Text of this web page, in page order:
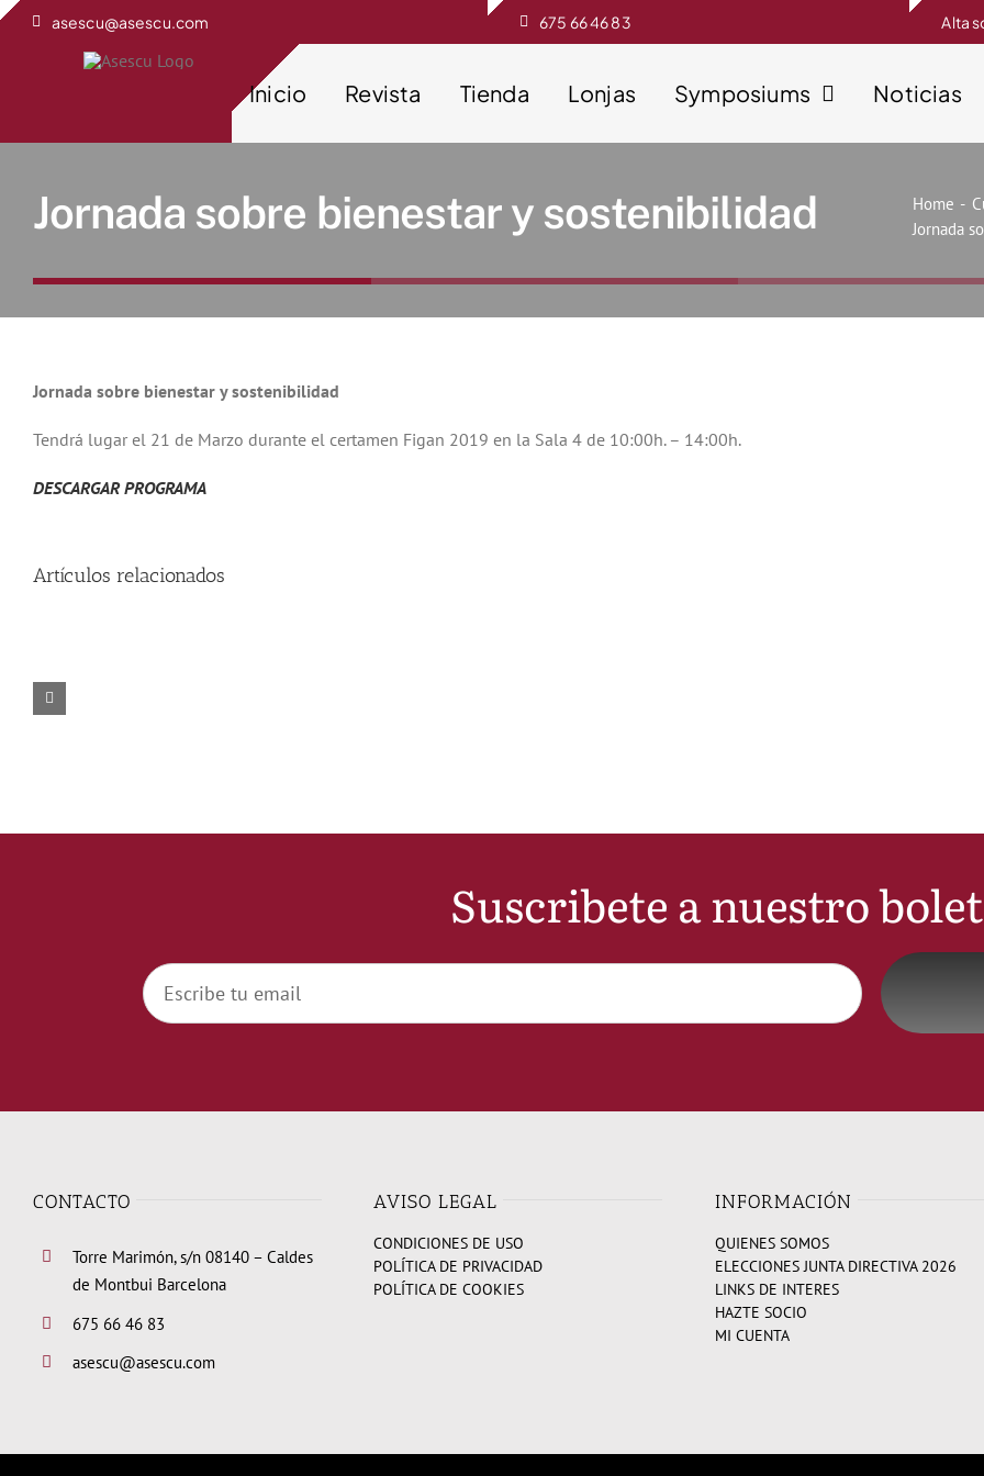
Saltar
asescu@asescu.com 675 66 46 83 Alta
Inicio Revista Tienda Lonjas Symposiums Noticias
Jornada sobre bienestar y sostenibilidad Home
Jornada
Jornada sobre bienestar y sostenibilidad
Tendrá lugar el 21 de Marzo durante el certamen Figan 2019 en la Sala 4 de 10:00h. – 14:00h.
DESCARGAR PROGRAMA
Artículos relacionados
Suscribete a nuestro
CONTACTO
Torre Marimón, s/n 08140 – Caldes
de Montbui Barcelona
675 66 46 83
asescu@asescu.com
AVISO LEGAL
CONDICIONES DE USO
POLÍTICA DE PRIVACIDAD
POLÍTICA DE COOKIES
INFORMACIÓN
QUIENES SOMOS
ELECCIONES JUNTA DIRECTIVA 2026
LINKS DE INTERES
HAZTE SOCIO
MI CUENTA